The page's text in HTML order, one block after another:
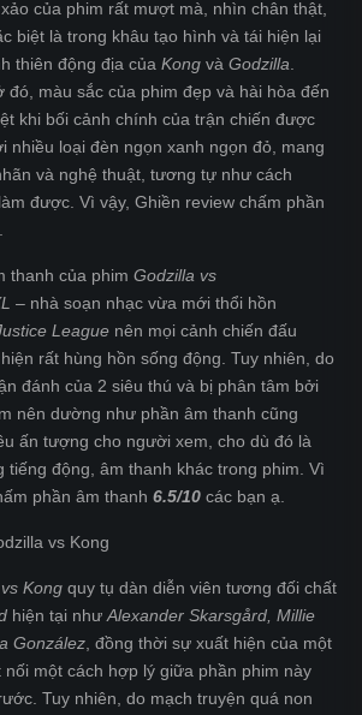
của phim rất mượt mà, nhìn chân thật,
biệt là trong khâu tạo hình và tái hiện lại
thiên động địa của Kong và Godzilla
đó, màu sắc của phim đẹp và hài hòa đến
khi bối cảnh chính của trận chiến được
nhiều loại đèn ngọn xanh ngọn đỏ, mang
và nghệ thuật, tương tự như cách
được. Vì vậy, Ghiền review chấm phần
thanh của phim Godzilla vs
– nhà soạn nhạc vừa mới thổi hồn
League nên mọi cảnh chiến đấu
rất hùng hồn sống động. Tuy nhiên, do
đánh của 2 siêu thú và bị phân tâm bởi
nên dường như phần âm thanh cũng
ấn tượng cho người xem, cho dù đó là
tiếng động, âm thanh khác trong phim. Vì
phần âm thanh 6.5/10 các bạn ạ.
Kong quy tụ dàn diễn viên tương đối chất
hiện tại như Alexander Skarsgård, Millie
González , đồng thời sự xuất hiện của một
nối một cách hợp lý giữa phần phim này
Tuy nhiên, do mạch truyện quá non